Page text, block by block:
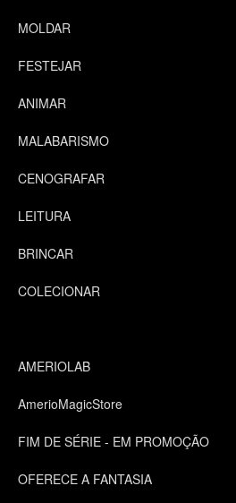
MOLDAR
FESTEJAR
ANIMAR
MALABARISMO
CENOGRAFAR
LEITURA
BRINCAR
COLECIONAR
AMERIOLAB
AmerioMagicStore
FIM DE SÉRIE - EM PROMOÇÃO
OFERECE A FANTASIA